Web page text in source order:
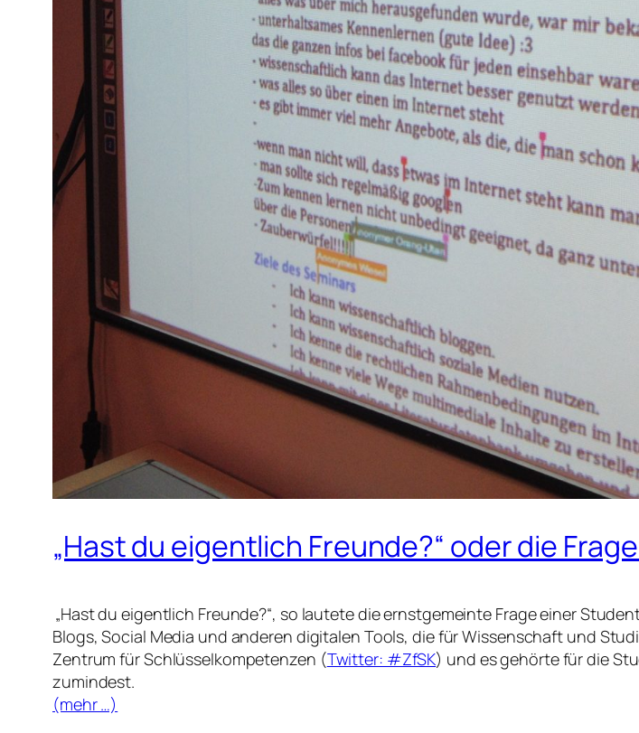
„Hast du eigentlich Freunde?“ oder die
„Hast du eigentlich Freunde?“, so lautete die ernstgemeinte Frage einer
Blogs, Social Media und anderen digitalen Tools, die für Wissenschaft und
Zentrum für Schlüsselkompetenzen (Twitter: #ZfSK) und es gehörte für die
zumindest.
(mehr …)